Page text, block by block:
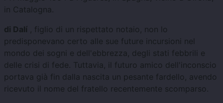
in Catalogna.
di Dalí , figlio di un rispettato notaio, non lo
predisponevano certo alle sue future incursioni nel
mondo dei sogni e dell'ebbrezza, degli stati febbrili e
delle crisi di fede. Tuttavia, il futuro amico dell'inconscio
portava già fin dalla nascita un pesante fardello, avendo
ricevuto il nome del fratello recentemente scomparso.